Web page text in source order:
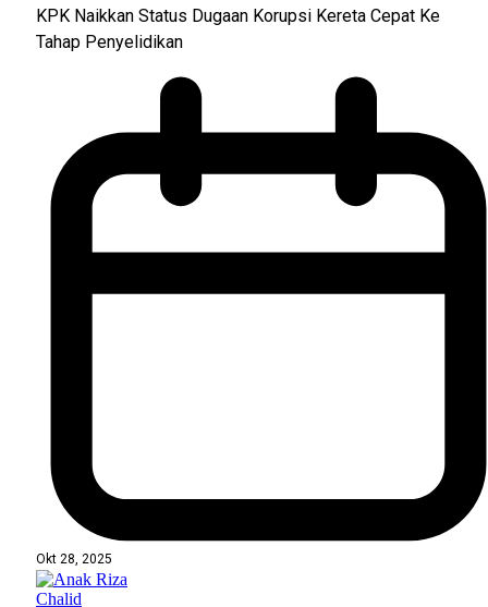
KPK Naikkan Status Dugaan Korupsi Kereta Cepat Ke
Tahap Penyelidikan
Okt 28, 2025